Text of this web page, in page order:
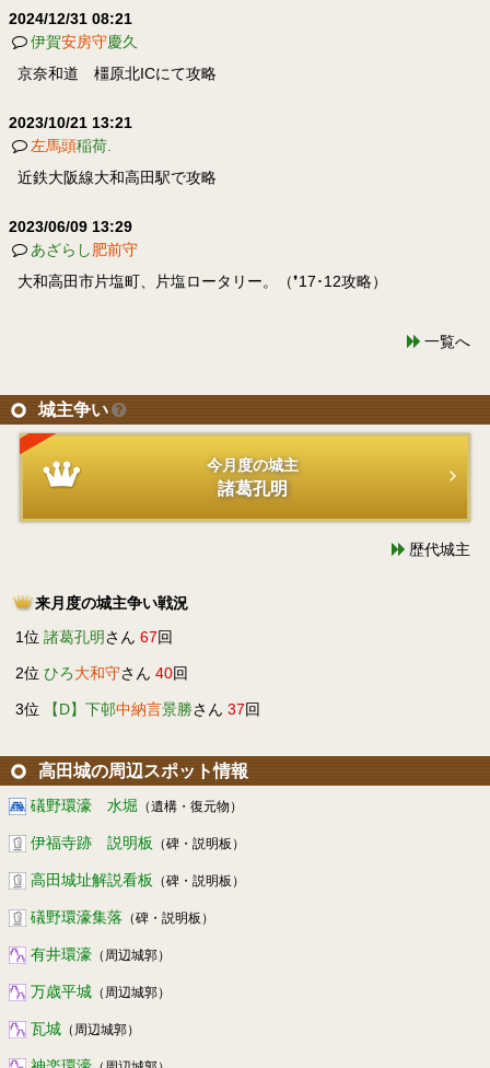
2024/12/31 08:21
伊賀安房守慶久
京奈和道 橿原北ICにて攻略
2023/10/21 13:21
左馬頭稲荷.
近鉄大阪線大和高田駅で攻略
2023/06/09 13:29
あざらし肥前守
大和高田市片塩町、片塩ロータリー。（❜17･12攻略）
一覧へ
城主争い
今月度の城主
諸葛孔明
歴代城主
来月度の城主争い戦況
1位 諸葛孔明さん 67回
2位 ひろ大和守さん 40回
3位 【D】下邨中納言景勝さん 37回
高田城の周辺スポット情報
礒野環濠 水堀 （遺構・復元物）
伊福寺跡 説明板 （碑・説明板）
高田城址解説看板 （碑・説明板）
礒野環濠集落 （碑・説明板）
有井環濠 （周辺城郭）
万歳平城 （周辺城郭）
瓦城 （周辺城郭）